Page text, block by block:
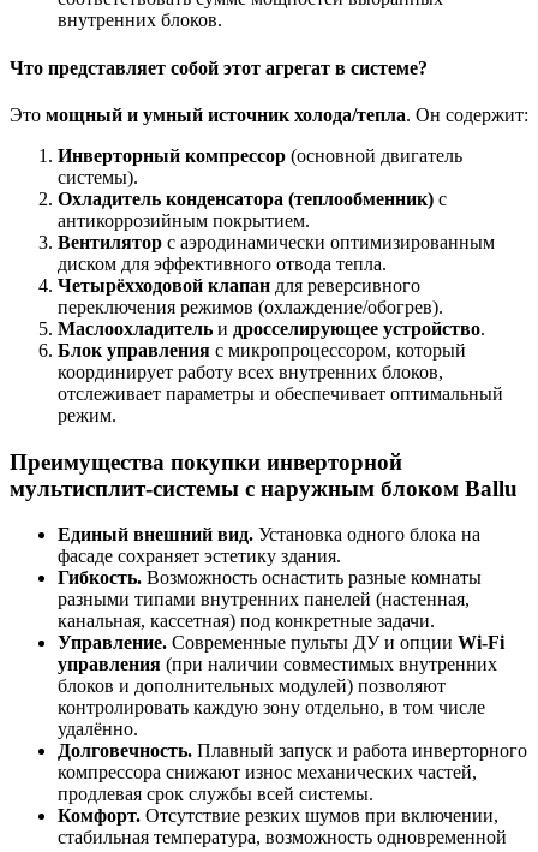
внутренних блоков.
Что представляет собой этот агрегат в системе?
Это мощный и умный источник холода/тепла. Он содержит:
Инверторный компрессор (основной двигатель
системы).
Охладитель конденсатора (теплообменник) с
антикоррозийным покрытием.
Вентилятор с аэродинамически оптимизированным
диском для эффективного отвода тепла.
Четырёхходовой клапан для реверсивного
переключения режимов (охлаждение/обогрев).
Маслоохладитель и дросселирующее устройство.
Блок управления с микропроцессором, который
координирует работу всех внутренних блоков,
отслеживает параметры и обеспечивает оптимальный
режим.
Преимущества покупки инверторной
мультисплит-системы с наружным блоком Ballu
Единый внешний вид. Установка одного блока на
фасаде сохраняет эстетику здания.
Гибкость. Возможность оснастить разные комнаты
разными типами внутренних панелей (настенная,
канальная, кассетная) под конкретные задачи.
Управление. Современные пульты ДУ и опции Wi-Fi
управления (при наличии совместимых внутренних
блоков и дополнительных модулей) позволяют
контролировать каждую зону отдельно, в том числе
удалённо.
Долговечность. Плавный запуск и работа инверторного
компрессора снижают износ механических частей,
продлевая срок службы всей системы.
Комфорт. Отсутствие резких шумов при включении,
стабильная температура, возможность одновременной